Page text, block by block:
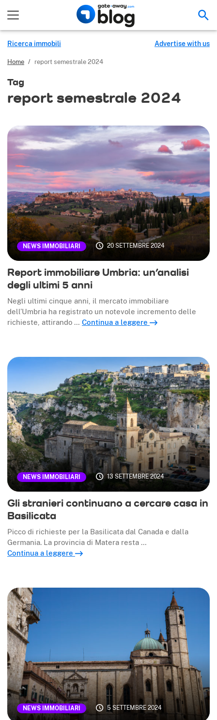
Ricerca immobili Advertise with us
Home / report semestrale 2024
Tag
report semestrale 2024
NEWS IMMOBILIARI 20 SETTEMBRE 2024
Report immobiliare Umbria: un’analisi
degli ultimi 5 anni
Negli ultimi cinque anni, il mercato immobiliare
dell’Umbria ha registrato un notevole incremento delle
richieste, attirando … Continua a leggere
NEWS IMMOBILIARI 13 SETTEMBRE 2024
Gli stranieri continuano a cercare casa in
Basilicata
Picco di richieste per la Basilicata dal Canada e dalla
Germania. La provincia di Matera resta …
Continua a leggere
NEWS IMMOBILIARI 5 SETTEMBRE 2024